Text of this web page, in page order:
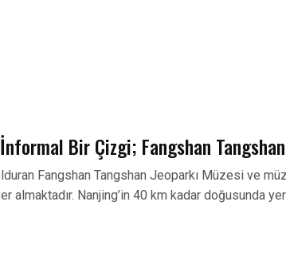
Bir Çizgi; Fangshan
Fangshan Tangshan Jeoparkı Müzesi ve
almaktadır. Nanjing’in 40 km kadar doğusunda